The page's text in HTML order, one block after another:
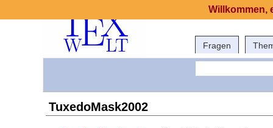
Fragen
TuxedoMask2002
Willkommen,